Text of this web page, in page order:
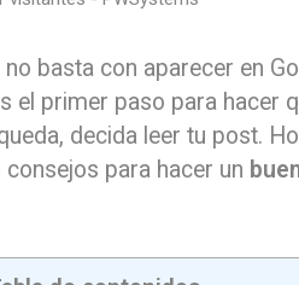
basta con aparecer en
el primer paso para hacer
decida leer tu post.
para hacer un